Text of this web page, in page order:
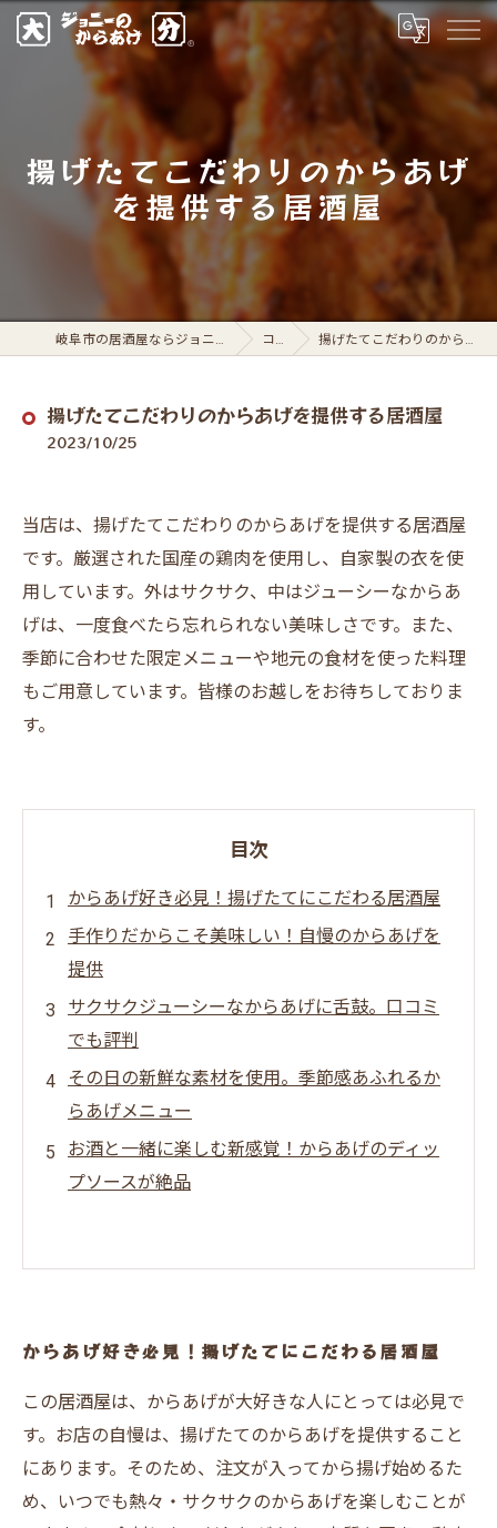
揚げたてこだわりのからあげ
を提供する居酒屋
岐阜市の居酒屋ならジョニーのからあげ 岐阜駅前店 コラム 揚げたてこだわりのからあげを提供する居酒屋
揚げたてこだわりのからあげを提供する居酒屋
2023/10/25
当店は、揚げたてこだわりのからあげを提供する居酒屋
です。厳選された国産の鶏肉を使用し、自家製の衣を使
用しています。外はサクサク、中はジューシーなからあ
げは、一度食べたら忘れられない美味しさです。また、
季節に合わせた限定メニューや地元の食材を使った料理
もご用意しています。皆様のお越しをお待ちしておりま
す。
目次
からあげ好き必見！揚げたてにこだわる居酒屋
手作りだからこそ美味しい！自慢のからあげを
提供
サクサクジューシーなからあげに舌鼓。口コミ
でも評判
その日の新鮮な素材を使用。季節感あふれるか
らあげメニュー
お酒と一緒に楽しむ新感覚！からあげのディッ
プソースが絶品
からあげ好き必見！揚げたてにこだわる居酒屋
この居酒屋は、からあげが大好きな人にとっては必見で
す。お店の自慢は、揚げたてのからあげを提供すること
にあります。そのため、注文が入ってから揚げ始めるた
め、いつでも熱々・サクサクのからあげを楽しむことが